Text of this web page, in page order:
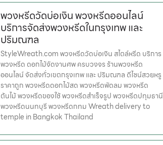
พวงหรีดวัดบ่อเงิน พวงหรีดออนไลน์
บริการจัดส่งพวงหรีดในกรุงเทพ และ
ปริมณฑล
StyleWreath.com พวงหรีดวัดบ่อเงิน สไตล์หรีด บริการ
พวงหรีด ดอกไม้จัดงานศพ ครบวงจร ร้านพวงหรีด
ออนไลน์ จัดส่งทั่วเขตกรุงเทพ และ ปริมณฑล ดีไซน์สวยหรู
ราคาถูก พวงหรีดดอกไม้สด พวงหรีดพัดลม พวงหรีด
ต้นไม้ พวงหรีดของใช้ พวงหรีดสำเร็จรูป พวงหรีดปทุมธานี
พวงหรีดนนทบุรี พวงหรีดกทม Wreath delivery to
temple in Bangkok Thailand